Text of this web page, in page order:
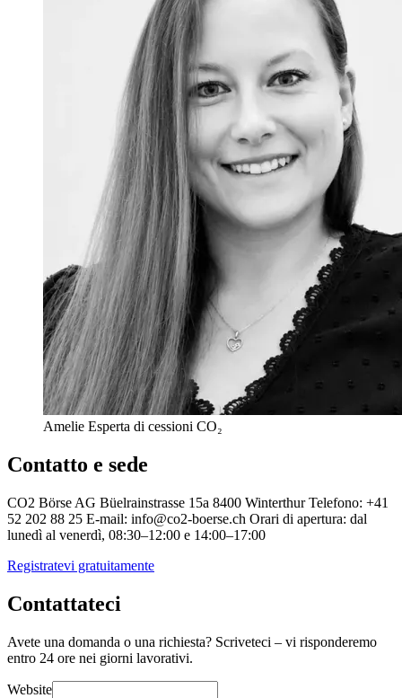
Amelie Esperta di cessioni CO₂
Contatto e sede
CO2 Börse AG Büelrainstrasse 15a 8400 Winterthur Telefono: +41
52 202 88 25 E-mail: info@co2-boerse.ch Orari di apertura: dal
lunedì al venerdì, 08:30–12:00 e 14:00–17:00
Registratevi gratuitamente
Contattateci
Avete una domanda o una richiesta? Scriveteci – vi risponderemo
entro 24 ore nei giorni lavorativi.
Website